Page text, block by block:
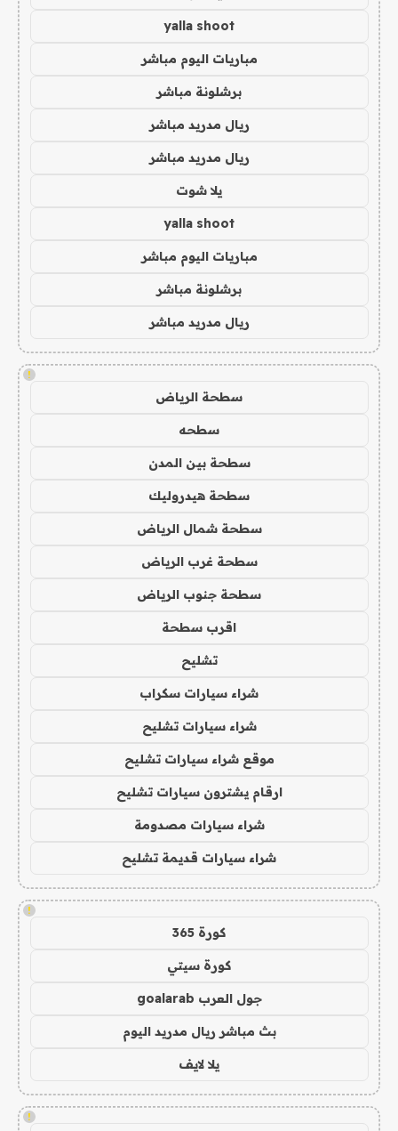
yalla shoot
مباريات اليوم مباشر
برشلونة مباشر
ريال مدريد مباشر
ريال مدريد مباشر
يلا شوت
yalla shoot
مباريات اليوم مباشر
برشلونة مباشر
ريال مدريد مباشر
!
سطحة الرياض
سطحه
سطحة بين المدن
سطحة هيدروليك
سطحة شمال الرياض
سطحة غرب الرياض
سطحة جنوب الرياض
اقرب سطحة
تشليح
شراء سيارات سكراب
شراء سيارات تشليح
موقع شراء سيارات تشليح
ارقام يشترون سيارات تشليح
شراء سيارات مصدومة
شراء سيارات قديمة تشليح
!
كورة 365
كورة سيتي
جول العرب goalarab
بث مباشر ريال مدريد اليوم
يلا لايف
!